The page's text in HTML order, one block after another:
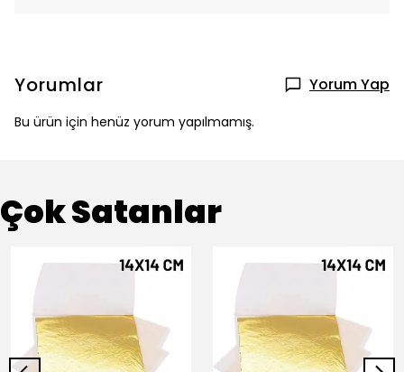
Yorumlar Yorum Yap
Bu ürün için henüz yorum yapılmamış.
Çok Satanlar